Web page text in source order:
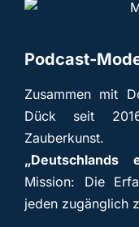
Podcast-
Zusammen mit
Dück seit
„Deutschlands
Mission: Die
jeden zugänglich